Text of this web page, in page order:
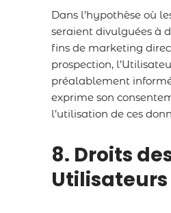
Dans l’hypothèse où
seraient divulguées à
fins de marketing
prospection,
préalablement
exprime son
l’utilisation de ces
8. Droits
Utilisateurs